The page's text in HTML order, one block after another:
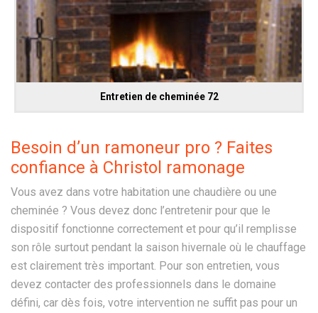
Entretien de cheminée 72
Besoin d’un ramoneur pro ? Faites
confiance à Christol ramonage
Vous avez dans votre habitation une chaudière ou une
cheminée ? Vous devez donc l’entretenir pour que le
dispositif fonctionne correctement et pour qu’il remplisse
son rôle surtout pendant la saison hivernale où le chauffage
est clairement très important. Pour son entretien, vous
devez contacter des professionnels dans le domaine
défini, car dès fois, votre intervention ne suffit pas pour un